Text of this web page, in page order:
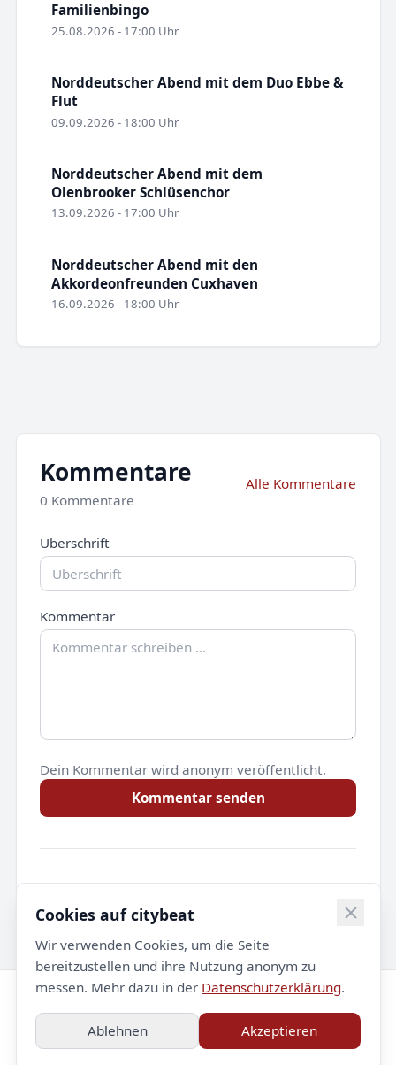
Familienbingo
25.08.2026 - 17:00 Uhr
Norddeutscher Abend mit dem Duo Ebbe &
Flut
09.09.2026 - 18:00 Uhr
Norddeutscher Abend mit dem
Olenbrooker Schlüsenchor
13.09.2026 - 17:00 Uhr
Norddeutscher Abend mit den
Akkordeonfreunden Cuxhaven
16.09.2026 - 18:00 Uhr
Kommentare
0 Kommentare
Alle Kommentare
Überschrift
Kommentar
Dein Kommentar wird anonym veröffentlicht.
Kommentar senden
Noch keine Kommentare.
© 2026 citybeat. Alle Rechte vorbehalten.
Impressum
Datenschutz Kontakt
Cookies auf citybeat
Wir verwenden Cookies, um die Seite
bereitzustellen und ihre Nutzung anonym zu
messen. Mehr dazu in der Datenschutzerklärung.
Ablehnen Akzeptieren